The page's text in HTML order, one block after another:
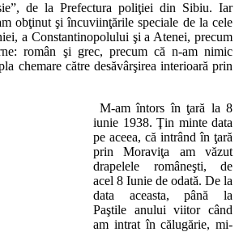
de la Prefectura poliţiei din Sibiu. Iar
obţinut şi încuviinţările speciale de la cele
a Constantinopolului şi a Atenei, precum
român şi grec, precum că n-am nimic
chemare către desăvârşirea interioară prin
M-am întors în ţară la 8
iunie 1938. Ţin minte data
pe aceea, că intrând în ţară
prin Moraviţa am văzut
drapelele româneşti, de
acel 8 Iunie de odată. De la
data aceasta, până la
Paştile anului viitor când
am intrat în călugărie, mi-